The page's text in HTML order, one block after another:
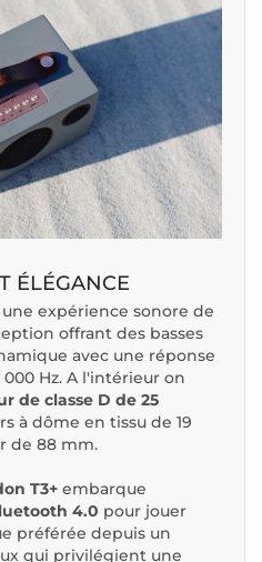
ÉLÉGANCE
expérience sonore de
offrant des basses
avec une réponse
Hz. A l'intérieur on
de classe D de 25
à dôme en tissu de 19
de 88 mm.
T3+ embarque
4.0 pour jouer
préférée depuis un
qui privilégient une